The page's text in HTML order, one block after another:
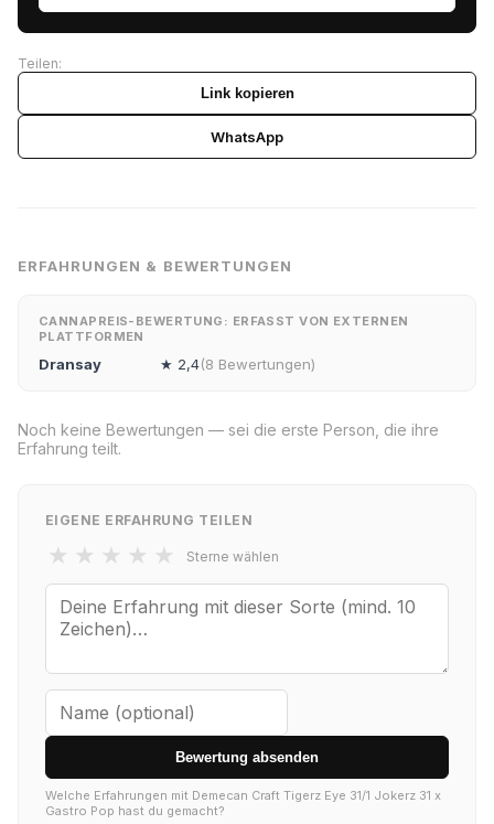
Teilen:
Link kopieren
WhatsApp
ERFAHRUNGEN & BEWERTUNGEN
CANNAPREIS-BEWERTUNG: ERFASST VON EXTERNEN
PLATTFORMEN
Dransay ★ 2,4(8 Bewertungen)
Noch keine Bewertungen — sei die erste Person, die ihre
Erfahrung teilt.
EIGENE ERFAHRUNG TEILEN
★ ★ ★ ★ ★ Sterne wählen
Bewertung absenden
Welche Erfahrungen mit Demecan Craft Tigerz Eye 31/1 Jokerz 31 x
Gastro Pop hast du gemacht?